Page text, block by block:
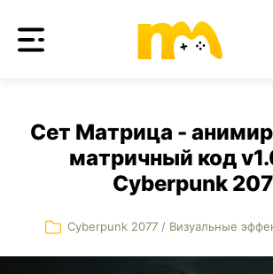
Сет Матрица -
матричный код
Cyberpunk
Cyberpunk 2077 / Визуальные